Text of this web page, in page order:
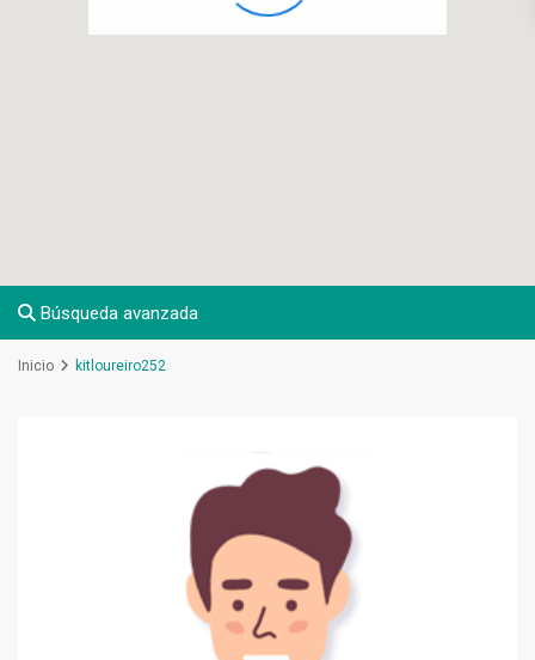
Búsqueda avanzada
Inicio kitloureiro252